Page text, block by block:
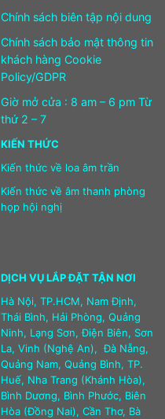
Chính sách biên tập nội dung
Chính sách bảo mật thông tin
khách hàng Cookie
Policy/GDPR
Giờ mở cửa : 8 am – 6 pm Từ
thứ 2 – 7
KIẾN THỨC
Kiến thức về loa âm trần
Kiến thức về âm thanh phòng
họp hội nghị
DỊCH VỤ LẮP ĐẶT TẬN NƠI
Hà Nội, TP.HCM, Nam Định,
Thái Bình, Hải Phòng, Quảng
Ninh, Lạng Sơn, Điện Biên, Sơn
La, Vinh (Nghệ An), Đà Nẵng,
Quảng Nam, Quảng Bình, TP.
Huế, Nha Trang (Khánh Hòa),
Bình Dương, Bình Phước, Biên
Hòa (Đồng Nai), Cần Thơ, Bà